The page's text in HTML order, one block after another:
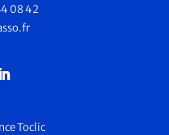
08 42
Toclic